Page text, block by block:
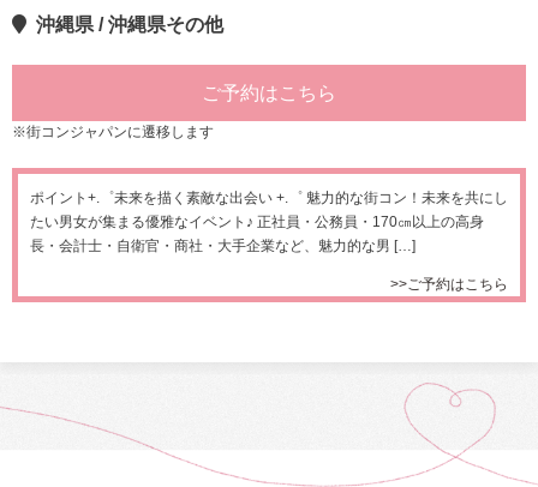
沖縄県 / 沖縄県その他
ご予約はこちら
※街コンジャパンに遷移します
ポイント+.゜未来を描く素敵な出会い +.゜ 魅力的な街コン！未来を共にし
たい男女が集まる優雅なイベント♪ 正社員・公務員・170㎝以上の高身
長・会計士・自衛官・商社・大手企業など、魅力的な男 […]
>>ご予約はこちら